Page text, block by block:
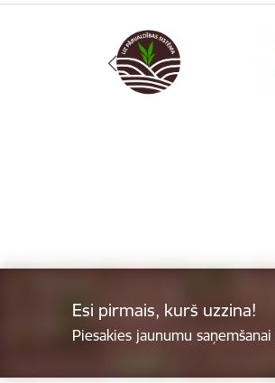
Esi pirmais, kurš uzzina!
Piesakies jaunumu saņemšanai